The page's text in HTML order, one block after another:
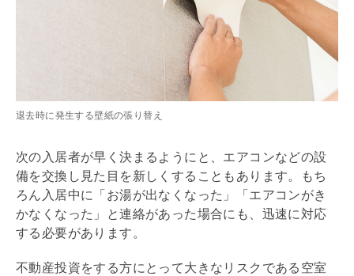
退去時に発生する壁紙の張り替え
次の入居者が早く決まるようにと、エアコンなどの設
備を交換し見た目を新しくすることもあります。もち
ろん入居中に「お湯が出なくなった」「エアコンがき
かなくなった」と連絡があった場合にも、迅速に対応
する必要があります。
不動産投資をする方にとって大きなリスクである空室